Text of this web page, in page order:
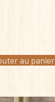
au panier